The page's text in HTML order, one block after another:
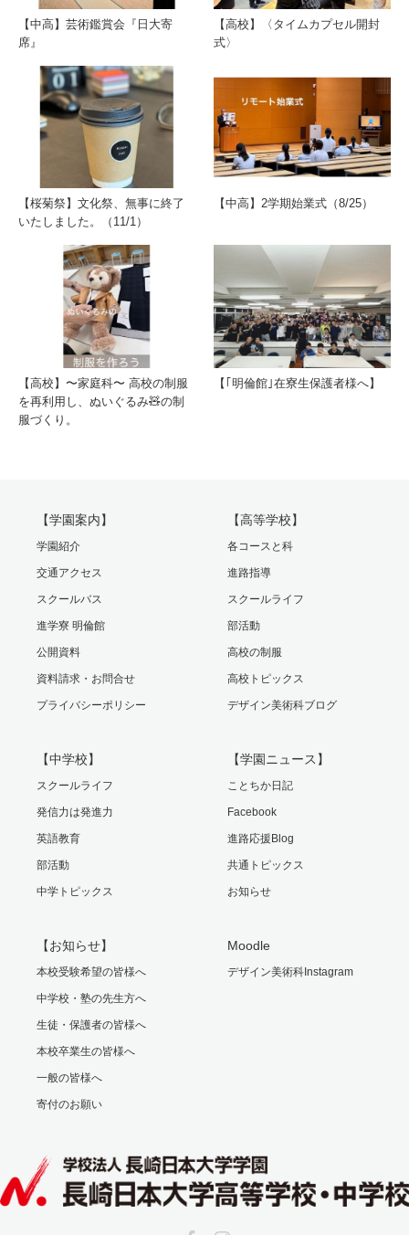
【中高】芸術鑑賞会『日大寄
席』
【高校】〈タイムカプセル開封
式〉
【桜菊祭】文化祭、無事に終了
いたしました。（11/1）
【中高】2学期始業式（8/25）
【高校】〜家庭科〜 高校の制服
を再利用し、ぬいぐるみ🧸の制
服づくり。
【｢明倫館｣在寮生保護者様へ】
【学園案内】
学園紹介
交通アクセス
スクールバス
進学寮 明倫館
公開資料
資料請求・お問合せ
プライバシーポリシー
【高等学校】
各コースと科
進路指導
スクールライフ
部活動
高校の制服
高校トピックス
デザイン美術科ブログ
【中学校】
スクールライフ
発信力は発進力
英語教育
部活動
中学トピックス
【学園ニュース】
ことちか日記
Facebook
進路応援Blog
共通トピックス
お知らせ
【お知らせ】
本校受験希望の皆様へ
中学校・塾の先生方へ
生徒・保護者の皆様へ
本校卒業生の皆様へ
一般の皆様へ
寄付のお願い
Moodle
デザイン美術科Instagram